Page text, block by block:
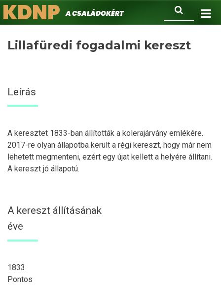
Ugrás
a
Keresés
KDNPA családokért.
Lillafüredi fogadalmi kereszt
Leírás
A keresztet 1833-ban állították a kolerajárvány emlékére.
2017-re olyan állapotba került a régi kereszt, hogy már nem
lehetett megmenteni, ezért egy újat kellett a helyére állítani.
A kereszt jó állapotú.
A kereszt állításának
éve
1833
Pontos